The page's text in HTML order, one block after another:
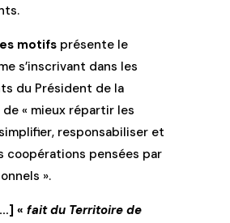
motifsprésente le
s’inscrivant dans les
du Président de la
« mieux répartir les
responsabiliser et
coopérations pensées par
».
« fait du Territoire de